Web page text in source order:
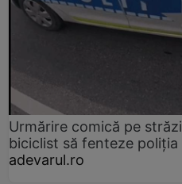
Urmărire comică pe
biciclist să fenteze poliția
adevarul.ro